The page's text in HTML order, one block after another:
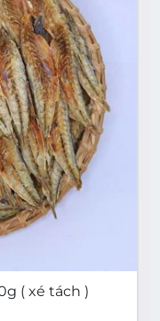
Cá cơm khô sống Ba Bến 250g ( xé tách )